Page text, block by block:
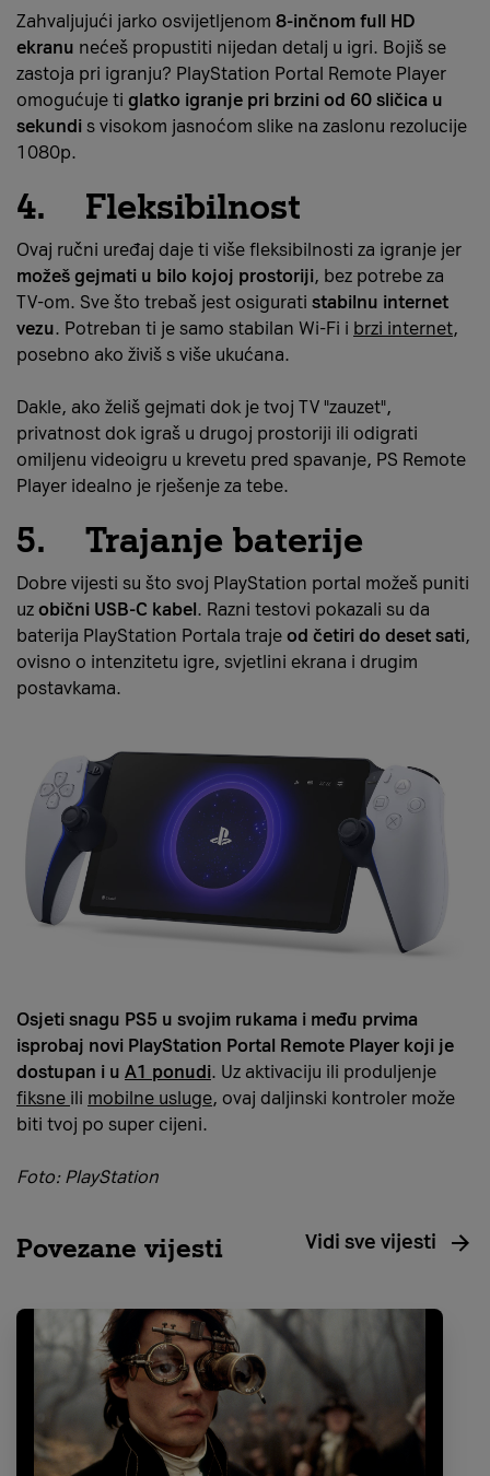
Zahvaljujući jarko osvijetljenom 8-inčnom full HD
ekranu nećeš propustiti nijedan detalj u igri. Bojiš se
zastoja pri igranju? PlayStation Portal Remote Player
omogućuje ti glatko igranje pri brzini od 60 sličica u
sekundi s visokom jasnoćom slike na zaslonu rezolucije
1080p.
4. Fleksibilnost
Ovaj ručni uređaj daje ti više fleksibilnosti za igranje jer
možeš gejmati u bilo kojoj prostoriji, bez potrebe za
TV-om. Sve što trebaš jest osigurati stabilnu internet
vezu. Potreban ti je samo stabilan Wi-Fi i brzi internet,
posebno ako živiš s više ukućana.
Dakle, ako želiš gejmati dok je tvoj TV "zauzet",
privatnost dok igraš u drugoj prostoriji ili odigrati
omiljenu videoigru u krevetu pred spavanje, PS Remote
Player idealno je rješenje za tebe.
5. Trajanje baterije
Dobre vijesti su što svoj PlayStation portal možeš puniti
uz obični USB-C kabel. Razni testovi pokazali su da
baterija PlayStation Portala traje od četiri do deset sati,
ovisno o intenzitetu igre, svjetlini ekrana i drugim
postavkama.
Osjeti snagu PS5 u svojim rukama i među prvima
isprobaj novi PlayStation Portal Remote Player koji je
dostupan i u A1 ponudi. Uz aktivaciju ili produljenje
fiksne ili mobilne usluge, ovaj daljinski kontroler može
biti tvoj po super cijeni.
Foto: PlayStation
Povezane vijesti Vidi sve vijesti